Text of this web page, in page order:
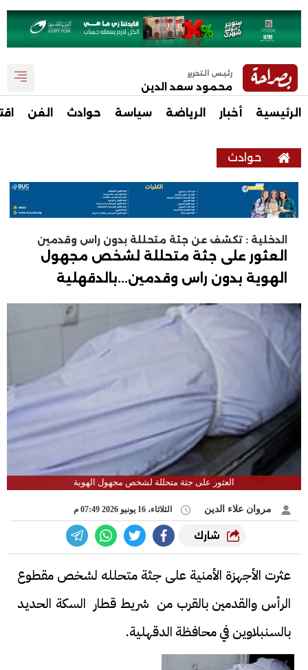
رئيس التحرير
محمود سعد الدين
الرئيسية أخبار الرياضة سياسة حوادث الفن
حوادث
الدخلية : تكشف عن جثة متحللة بدون راس وقدمين
العثور على جثة متحللة لشخص مجهول
الهوية بدون راس وقدمين...بالدقهلية
العثور على جثة متحللة لشخص مجهول الهوية
مروان علاء الدين الثلاثاء، 16 يونيو 2026 07:49 م
شارك
عثرت الأجهزة الأمنية على جثة متحلله لشخص مقطوع
الرأس والقدمين بالقرب من شريط قطار السكة الحديد
بالسنبلاوين في محافظة الدقهلية.